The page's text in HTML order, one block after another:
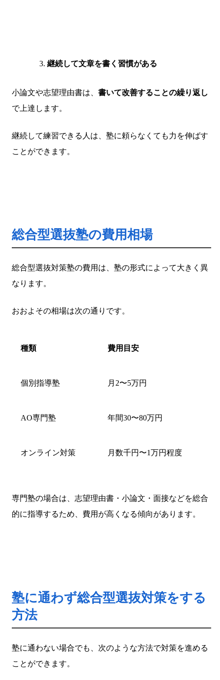
継続して文章を書く習慣がある
小論文や志望理由書は、 書いて改善することの繰り返し
で上達します。
継続して練習できる人は、塾に頼らなくても力を伸ばす
ことができます。
総合型選抜塾の費用相場
総合型選抜対策塾の費用は、塾の形式によって大きく異
なります。
おおよその相場は次の通りです。
種類 費用目安
個別指導塾 月2〜5万円
AO専門塾 年間30〜80万円
オンライン対策 月数千円〜1万円程度
専門塾の場合は、志望理由書・小論文・面接などを総合
的に指導するため、費用が高くなる傾向があります。
塾に通わず総合型選抜対策をする
方法
塾に通わない場合でも、次のような方法で対策を進める
ことができます。